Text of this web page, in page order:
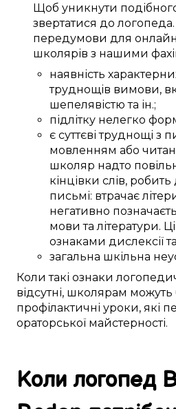
Щоб уникнути
звертатися до логопеда.
передумови для
школярів з нашими
наявність
труднощів вимови,
шепелявістю та ін.;
підлітку нелегко
є суттєві труднощі з
мовленням або
школяр надто
кінцівки слів, робить
письмі: втрачає
негативно
мови та літератури. Ці
ознаками дислексії
загальна шкільна
Коли такі ознаки
відсутні, школярам можуть
профілактичні уроки, які
ораторської майстерності.
Коли логопед